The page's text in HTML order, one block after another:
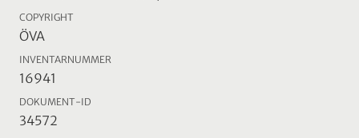
COPYRIGHT
ÖVA
INVENTARNUMMER
16941
DOKUMENT-ID
34572